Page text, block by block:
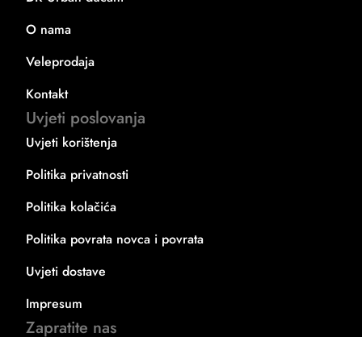
O nama
Veleprodaja
Kontakt
Uvjeti poslovanja
Uvjeti korištenja
Politika privatnosti
Politika kolačića
Politika povrata novca i povrata
Uvjeti dostave
Impresum
Zapratite nas